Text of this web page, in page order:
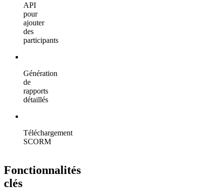
API
pour
ajouter
des
participants
Génération
de
rapports
détaillés
Téléchargement
SCORM
Fonctionnalités
clés